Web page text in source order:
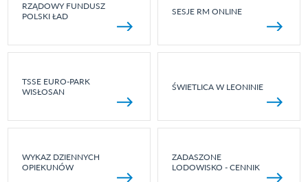
RZĄDOWY FUNDUSZ
POLSKI ŁAD
SESJE RM ONLINE
TSSE EURO-PARK
WISŁOSAN
ŚWIETLICA W LEONINIE
WYKAZ DZIENNYCH
OPIEKUNÓW
ZADASZONE
LODOWISKO - CENNIK